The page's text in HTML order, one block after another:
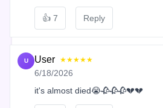
👍 7 Reply
U User ★★★★★
6/18/2026
it's almost died😭🥀🥀🥀💔💔